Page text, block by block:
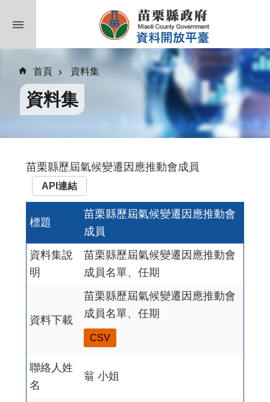
首頁 資料集
資料集
苗栗縣歷屆氣候變遷因應推動會成員
API連結
標題
苗栗縣歷屆氣候變遷因應推動會
成員
資料集說
明
苗栗縣歷屆氣候變遷因應推動會
成員名單、任期
資料下載
苗栗縣歷屆氣候變遷因應推動會
成員名單、任期
CSV
聯絡人姓
名
翁 小姐